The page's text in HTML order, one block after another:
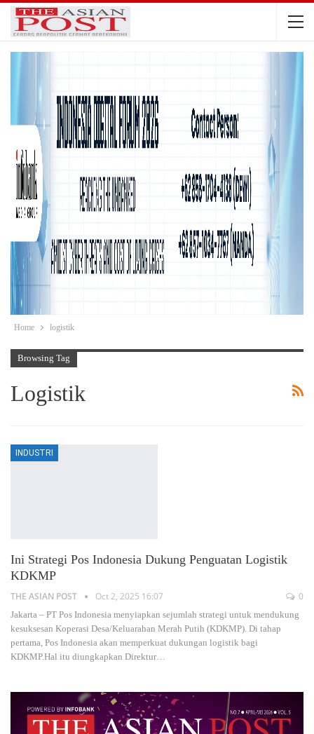
Home logistik
Browsing Tag
Logistik
INDUSTRI
Ini Strategi Pos Indonesia Dukung Penguatan Logistik
KDKMP
THE ASIAN POST Oct 2, 2025 16:07 0
Jakarta – PT Pos Indonesia menyiapkan sejumlah strategi untuk mendukung
kesuksesan Koperasi Desa/Keluarahan Merah Putih (KDKMP). Di tahap
pertama, Pos Indonesia akan memperkuat dukungan logistik bagi
KDKMP.Hal itu diungkapkan Direktur…